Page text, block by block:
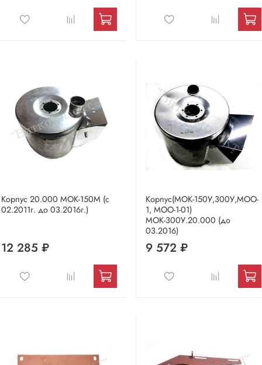
Корпус 20.000 МОК-150М (с
02.2011г. до 03.2016г.)
12 285 ₽
Корпус(МОК-150У,300У,МОО-
1, МОО-1-01)
МОК-300У.20.000 (до
03.2016)
9 572 ₽